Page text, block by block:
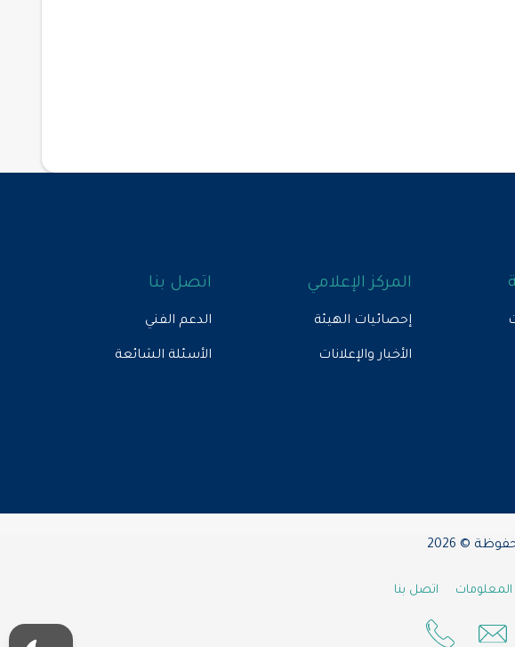
المركز الإعلامي
إحصائيات الهيئة
الأخبار والإعلانات
اتصل بنا
الدعم الفني
الأسئلة الشائعة
© 2026
اتصل بنا